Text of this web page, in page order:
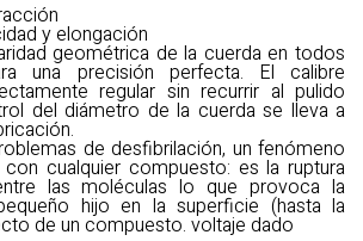
y elongación
geométrica de la cuerda en todos
una precisión perfecta. El calibre
regular sin recurrir al pulido
del diámetro de la cuerda se lleva a
de desfibrilación, un fenómeno
cualquier compuesto: es la ruptura
las moléculas lo que provoca la
hijo en la superficie (hasta la
de un compuesto. voltaje dado